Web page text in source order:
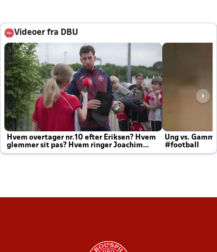
Videoer fra DBU
Hvem overtager nr.10 efter Eriksen? Hvem
glemmer sit pas? Hvem ringer Joachim
altid til efter kampe?
Ung vs.
#football